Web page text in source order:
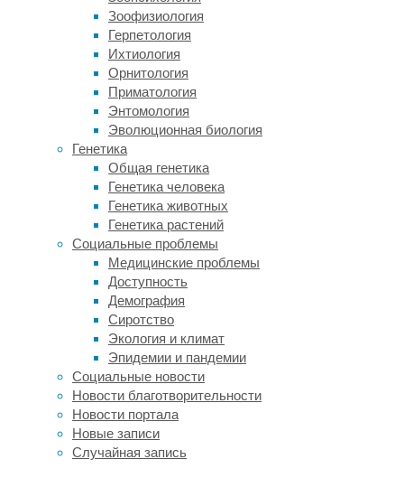
Зоофизиология
Герпетология
Ихтиология
Орнитология
Приматология
Энтомология
Эволюционная биология
Генетика
Общая генетика
Генетика человека
Генетика животных
Генетика растений
Социальные проблемы
Медицинские проблемы
Доступность
Демография
Сиротство
Экология и климат
Эпидемии и пандемии
Социальные новости
Новости благотворительности
Новости портала
Новые записи
Случайная запись
оценкам,
им
страдают
от
0,2
до
10
процентов
населения
Земли.
Несколько
генетических
вариантов,
связанных
этим
расстройством,
удавалось
находить
у
членов
отдельных
семей,
но